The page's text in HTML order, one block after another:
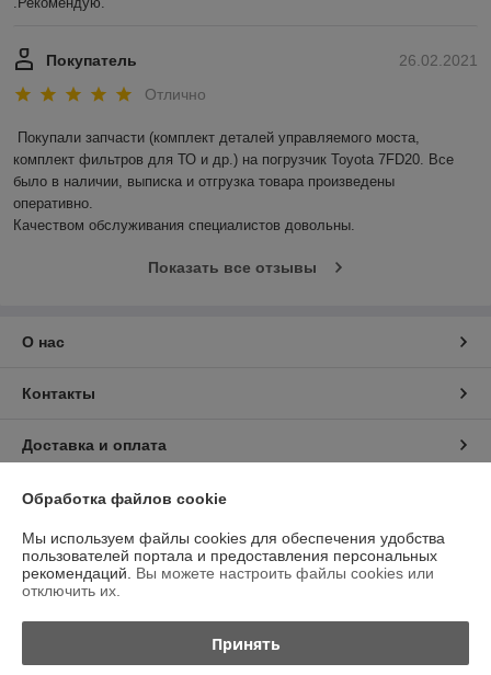
26.02.2021
Покупатель
Отлично
Покупали запчасти (комплект деталей управляемого моста,
комплект фильтров для ТО и др.) на погрузчик Toyota 7FD20. Все
было в наличии, выписка и отгрузка товара произведены
оперативно.
Качеством обслуживания специалистов довольны.
Показать все отзывы
О нас
Контакты
Доставка и оплата
График работы
Полная версия сайта
Политика обработки cookies
Сайт создан на платформе Deal.by
Обработка файлов cookie
Мы используем файлы cookies для обеспечения удобства
пользователей портала и предоставления персональных
рекомендаций. Вы можете настроить файлы cookies или
отключить их.
Принять